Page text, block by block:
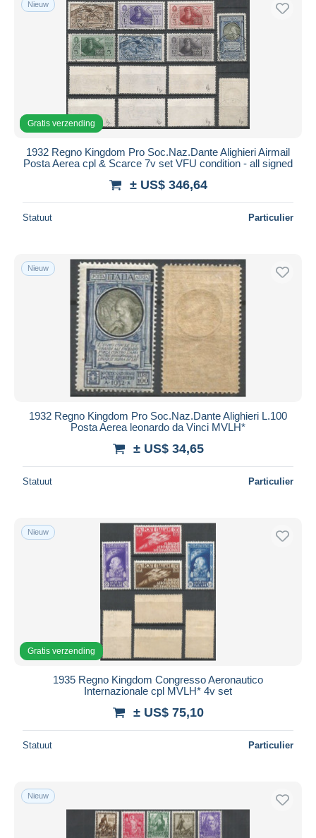
Gratis levering
Betaalmiddelen
PayPal
Bankoverschrijving
Visa
Mastercard
iDeal
Woonplaats van de verkoper
Toepassen
Nieuw
Gratis verzending
1932 Regno Kingdom Pro Soc.Naz.Dante Alighieri Airmail
Posta Aerea cpl & Scarce 7v set VFU condition - all signed
± US$ 346,64
Statuut Particulier
Nieuw
1932 Regno Kingdom Pro Soc.Naz.Dante Alighieri L.100
Posta Aerea leonardo da Vinci MVLH*
± US$ 34,65
Statuut Particulier
Nieuw
Gratis verzending
1935 Regno Kingdom Congresso Aeronautico
Internazionale cpl MVLH* 4v set
± US$ 75,10
Statuut Particulier
Nieuw